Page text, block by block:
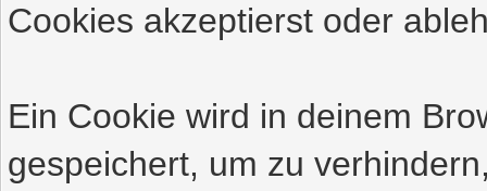
Cookies akzeptierst oder
Ein Cookie wird in deinem
gespeichert, um zu